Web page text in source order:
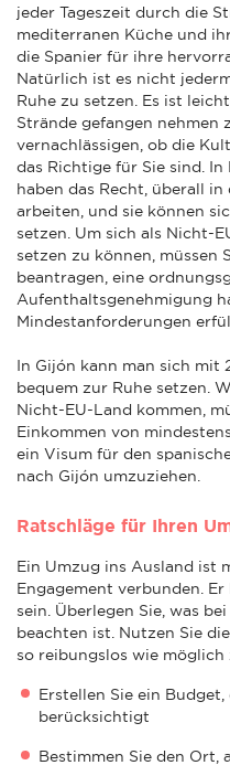
jeder Tageszeit durch die
mediterranen Küche und
die Spanier für ihre
Natürlich ist es nicht
Ruhe zu setzen. Es ist
Strände gefangen nehmen
vernachlässigen, ob die
das Richtige für Sie sind. In
haben das Recht, überall
arbeiten, und sie können
setzen. Um sich als Nicht-
setzen zu können, müssen
beantragen, eine
Aufenthaltsgenehmigung
Mindestanforderungen
In Gijón kann man sich
bequem zur Ruhe setzen.
Nicht-EU-Land kommen,
Einkommen von
ein Visum für den
nach Gijón umzuziehen.
Ratschläge für Ihren
Ein Umzug ins Ausland ist
Engagement verbunden.
sein. Überlegen Sie, was
beachten ist. Nutzen Sie
so reibungslos wie möglich
Erstellen Sie ein
berücksichtigt
Bestimmen Sie den Ort,